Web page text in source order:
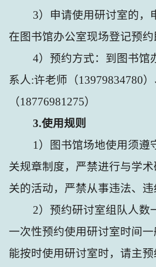
3）申请使用研讨室的，
在图书馆办公室现场登记预约
4）预约方式：到图书馆
系人:许老师（13979834780
（18776981275）
3.使用规则
1 ）图书馆场地使用须遵
关规章制度，严禁进行与学
关的活动，严禁从事违法、违
2）预约研讨室组队人数
一次性预约使用研讨室时间
能按时使用研讨室时，请主预